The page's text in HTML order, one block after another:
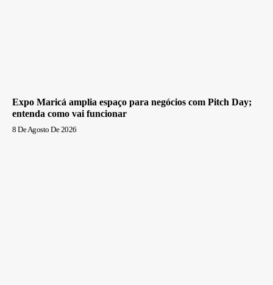
Expo Maricá amplia espaço para negócios com Pitch Day;
entenda como vai funcionar
8 De Agosto De 2026